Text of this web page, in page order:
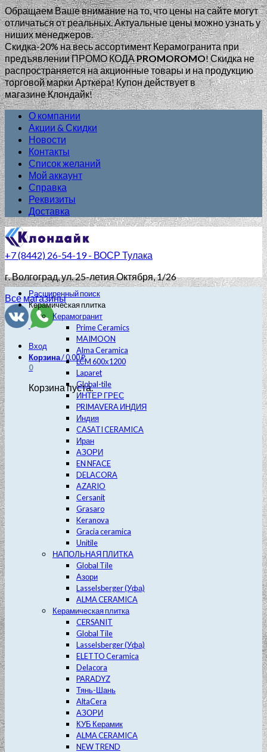
Обращаем Ваше внимание на то, что цены на сайте могут
отличаться от реальных. Актуальные цены можно узнать у
ниших менеджеров.
Скидка-20% на весь ассортимент Керамогранита при
предъявлении ПРОМО КОДАPROMOROMO!Скидка не
распространяется на акционные товары и на продукцию
торговой марки Арткера! Купон действует в
магазине Клондайк!
О компании
Акции & Скидки
Новости
Контакты
Список желаний
Мой аккаунт
Справка
Реквизиты
Доставка
+7 (8442) 26-54-19 - ВОСР Тулака
г. Волгоград, ул. 25-летия Октября, 1/26
Все магазины
Вход
Корзина/0.00₽
0
Корзина пуста.
Расширенный поиск
Керамическая плитка
Керамогранит
Prime Ceramics
MAIMOON
Alma Ceramica
LCM 600х1200
Laparet
Global-tile
ИНТЕР ГРЕС
PRIMAVERA ИНДИЯ
Индия
CASATI CERAMICA
Иран
АЗОРИ
EN NFACE
DELACORA
AZARIO
Cersanit
Grasaro
Keranova
Gracia ceramica
Unitile
НАПОЛЬНАЯ ПЛИТКА
Global Tile
Азори
Lasselsberger (Уфа)
ALMA CERAMICA
Керамическая плитка
CERSANIT
Global Tile
Lasselsberger (Уфа)
ELETTO Ceramica
Delacora
PARADYZ
Тянь-Шань
AltaCera
АЗОРИ
КУБ Керамик
ALMA CERAMICA
NEW TREND